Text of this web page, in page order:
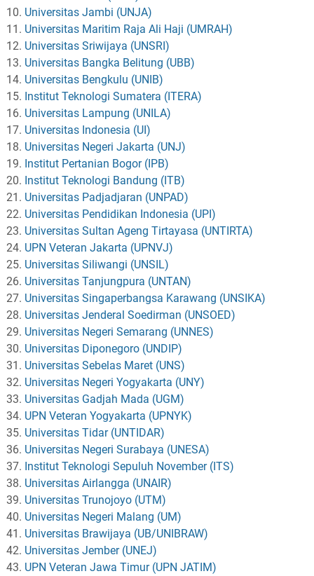
Universitas Jambi (UNJA)
Universitas Maritim Raja Ali Haji (UMRAH)
Universitas Sriwijaya (UNSRI)
Universitas Bangka Belitung (UBB)
Universitas Bengkulu (UNIB)
Institut Teknologi Sumatera (ITERA)
Universitas Lampung (UNILA)
Universitas Indonesia (UI)
Universitas Negeri Jakarta (UNJ)
Institut Pertanian Bogor (IPB)
Institut Teknologi Bandung (ITB)
Universitas Padjadjaran (UNPAD)
Universitas Pendidikan Indonesia (UPI)
Universitas Sultan Ageng Tirtayasa (UNTIRTA)
UPN Veteran Jakarta (UPNVJ)
Universitas Siliwangi (UNSIL)
Universitas Tanjungpura (UNTAN)
Universitas Singaperbangsa Karawang (UNSIKA)
Universitas Jenderal Soedirman (UNSOED)
Universitas Negeri Semarang (UNNES)
Universitas Diponegoro (UNDIP)
Universitas Sebelas Maret (UNS)
Universitas Negeri Yogyakarta (UNY)
Universitas Gadjah Mada (UGM)
UPN Veteran Yogyakarta (UPNYK)
Universitas Tidar (UNTIDAR)
Universitas Negeri Surabaya (UNESA)
Institut Teknologi Sepuluh November (ITS)
Universitas Airlangga (UNAIR)
Universitas Trunojoyo (UTM)
Universitas Negeri Malang (UM)
Universitas Brawijaya (UB/UNIBRAW)
Universitas Jember (UNEJ)
UPN Veteran Jawa Timur (UPN JATIM)